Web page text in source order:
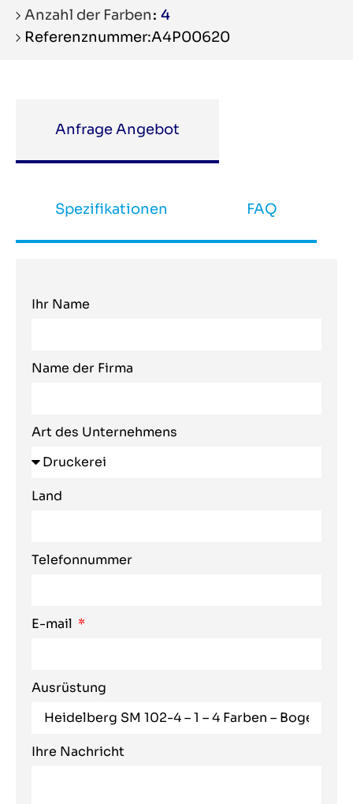
Anzahl der Farben 4
Referenznummer:A4P00620
Anfrage Angebot
Spezifikationen FAQ
Ihr Name
Name der Firma
Art des Unternehmens
Land
Telefonnummer
E-mail
Ausrüstung
Ihre Nachricht